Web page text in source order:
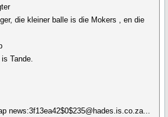
die kleiner balle is die Mokers , en die
Tande.
news:3f13ea42$0$235@hades.is.co.za...